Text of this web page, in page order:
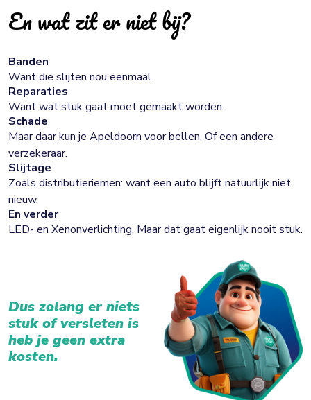
En wat zit er niet bij?
Banden
Want die slijten nou eenmaal.
Reparaties
Want wat stuk gaat moet gemaakt worden.
Schade
Maar daar kun je Apeldoorn voor bellen. Of een andere
verzekeraar.
Slijtage
Zoals distributieriemen: want een auto blijft natuurlijk niet
nieuw.
En verder
LED- en Xenonverlichting. Maar dat gaat eigenlijk nooit stuk.
Dus zolang er niets
stuk of versleten is
heb je geen extra
kosten.